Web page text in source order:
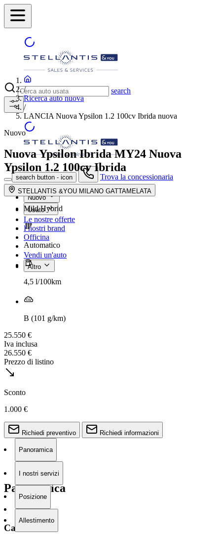
search
search button - icon Trova la concessionaria
Nuovo
Usato
Le nostre offerte
I nostri brand
Officina
Vendi un'auto
Altro
/
Ricerca auto nuova
/
LANCIA Nuova Ypsilon 1.2 100cv Ibrida nuova
Nuovo
Nuova Ypsilon Ibrida MY24 Nuova
Ypsilon 1.2 100cv Ibrida
STELLANTIS &YOU MILANO GATTAMELATA
Mild Hybrid
Automatico
4,5 l/100km
B (101 g/km)
25.550 €
Iva inclusa
26.550 €
Prezzo di listino
Sconto
1.000 €
Richiedi preventivo Richiedi informazioni
Panoramica
I nostri servizi
Posizione
Allestimento
Panoramica
Carburante